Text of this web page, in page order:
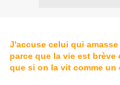
J'accuse celui qui
parce que la vie est
que si on la vit comme un